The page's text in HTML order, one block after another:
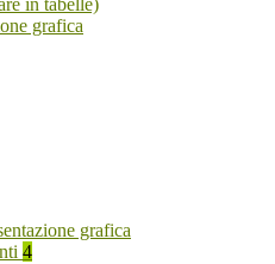
in tabelle)
grafica
grafica
4